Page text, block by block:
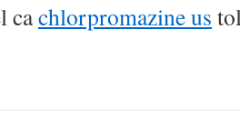
cachlorpromazine us